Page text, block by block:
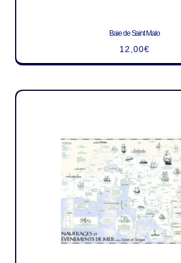
Baie de Saint Malo
12,00€